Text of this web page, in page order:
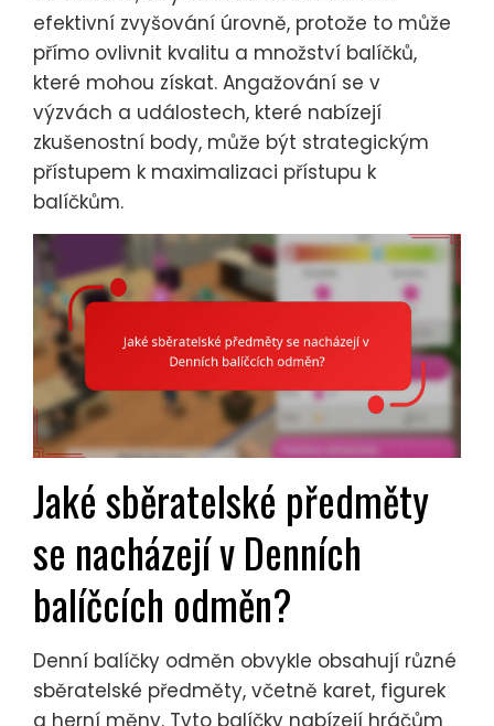
efektivní zvyšování úrovně, protože to může
přímo ovlivnit kvalitu a množství balíčků,
které mohou získat. Angažování se v
výzvách a událostech, které nabízejí
zkušenostní body, může být strategickým
přístupem k maximalizaci přístupu k
balíčkům.
Jaké sběratelské předměty
se nacházejí v Denních
balíčcích odměn?
Denní balíčky odměn obvykle obsahují různé
sběratelské předměty, včetně karet, figurek